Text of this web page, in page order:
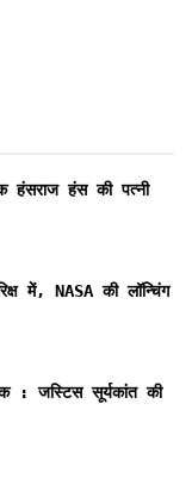
हंसराज हंस की पत्नी
में, NASA की लॉन्चिंग
: जस्टिस सूर्यकांत की